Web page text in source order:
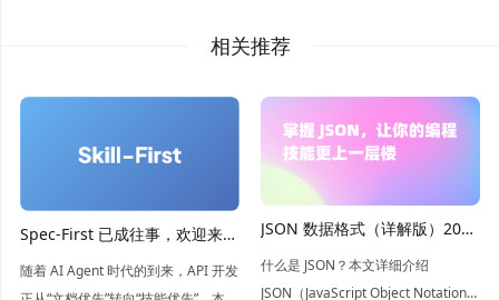
相关推荐
Spec-First 已成往事，欢迎来到
Skill-First 时代
随着 AI Agent 时代的到来，API 开发
JSON 数据格式（详解版）2026
年最新介绍
什么是 JSON？本文详细介绍
JSON（JavaScript Object Notation）